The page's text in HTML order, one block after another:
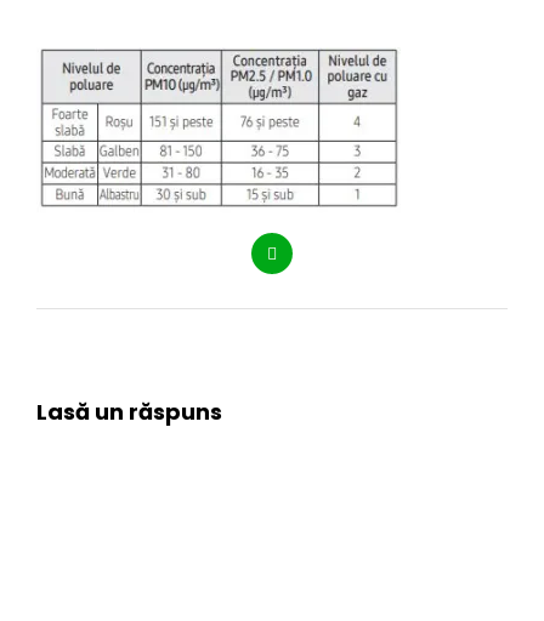
Lasă un răspuns